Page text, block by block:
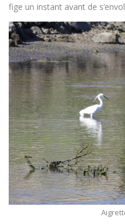
fige un instant avant de